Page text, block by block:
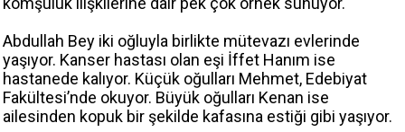
Abdullah Bey iki oğluyla birlikte mütevazı evlerinde
yaşıyor. Kanser hastası olan eşi İffet Hanım ise
hastanede kalıyor. Küçük oğulları Mehmet, Edebiyat
Fakültesi’nde okuyor. Büyük oğulları Kenan ise
ailesinden kopuk bir şekilde kafasına estiği gibi yaşıyor.